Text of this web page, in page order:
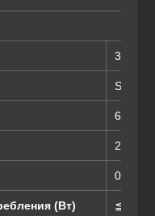
3,91
64 * 64
250
0,85
(Вт) ≦ 40